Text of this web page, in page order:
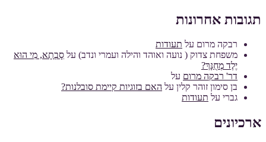
תגובות אחרונות
רבקה מרום על תעודות
משפחת צדוק ( נועה ואוהד והילה ועמרי ונדב) על סָבְתָא, מִי הוּא
יֶלֶד מְחֻנָּךְ?
דר' רבקה מרום על
בן סימון זוהר קלין על האם בזוגיות קיימת סובלנות?
גברי על תעודות
ארכיונים